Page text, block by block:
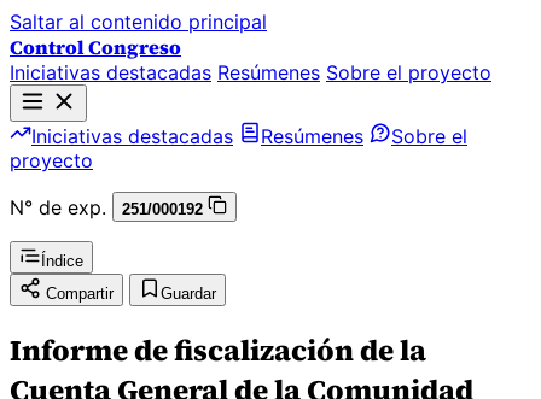
Saltar al contenido principal
Control Congreso
Iniciativas destacadas Resúmenes Sobre el proyecto
Iniciativas destacadas Resúmenes
Sobre el
proyecto
N° de exp.
251/000192
Índice
Compartir
Guardar
Informe de fiscalización de la
Cuenta General de la Comunidad